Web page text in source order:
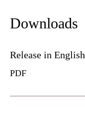
Downloads
Download
Release in English
PDF